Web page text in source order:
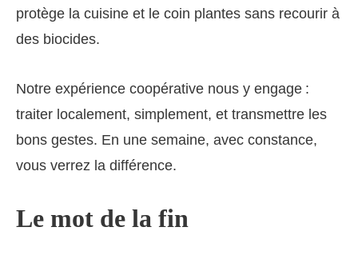
protège la cuisine et le coin plantes sans recourir à
des biocides.
Notre expérience coopérative nous y engage :
traiter localement, simplement, et transmettre les
bons gestes. En une semaine, avec constance,
vous verrez la différence.
Le mot de la fin